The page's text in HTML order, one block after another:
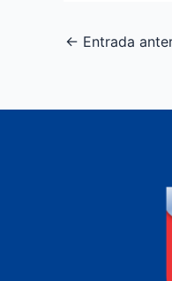
← Entrada